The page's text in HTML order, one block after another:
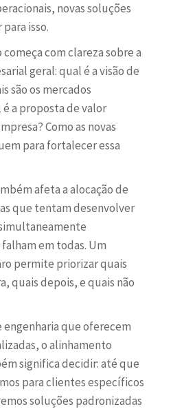
novas soluções
isso.
com clareza sobre a
geral: qual é a visão de
são os mercados
a proposta de valor
Como as novas
para fortalecer essa
afeta a alocação de
que tentam desenvolver
em todas. Um
permite priorizar quais
quais depois, e quais não
engenharia que oferecem
o alinhamento
significa decidir: até que
para clientes específicos
soluções padronizadas